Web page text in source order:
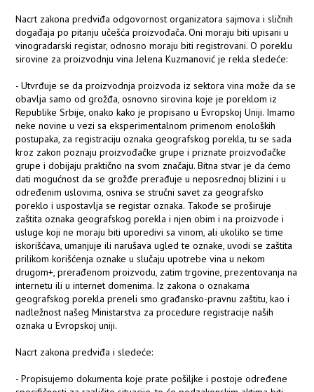
Nacrt zakona predviđa odgovornost organizatora sajmova i sličnih
događaja po pitanju učešća proizvođača. Oni moraju biti upisani u
vinogradarski registar, odnosno moraju biti registrovani. O poreklu
sirovine za proizvodnju vina Jelena Kuzmanović je rekla sledeće:
- Utvrđuje se da proizvodnja proizvoda iz sektora vina može da se
obavlja samo od grožđa, osnovno sirovina koje je poreklom iz
Republike Srbije, onako kako je propisano u Evropskoj Uniji. Imamo
neke novine u vezi sa eksperimentalnom primenom enoloških
postupaka, za registraciju oznaka geografskog porekla, tu se sada
kroz zakon poznaju proizvođačke grupe i priznate proizvođačke
grupe i dobijaju praktično na svom značaju. Bitna stvar je da ćemo
dati mogućnost da se grožđe prerađuje u neposrednoj blizini i u
određenim uslovima, osniva se stručni savet za geografsko
poreklo i uspostavlja se registar oznaka. Takođe se proširuje
zaštita oznaka geografskog porekla i njen obim i na proizvode i
usluge koji ne moraju biti uporedivi sa vinom, ali ukoliko se time
iskorišćava, umanjuje ili narušava ugled te oznake, uvodi se zaštita
prilikom korišćenja oznake u slučaju upotrebe vina u nekom
drugom+, prerađenom proizvodu, zatim trgovine, prezentovanja na
internetu ili u internet domenima. Iz zakona o oznakama
geografskog porekla preneli smo građansko-pravnu zaštitu, kao i
nadležnost našeg Ministarstva za procedure registracije naših
oznaka u Evropskoj uniji.
Nacrt zakona predviđa i sledeće:
- Propisujemo dokumenta koje prate pošiljke i postoje određene